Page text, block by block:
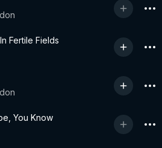
Fertile Fields
You Know